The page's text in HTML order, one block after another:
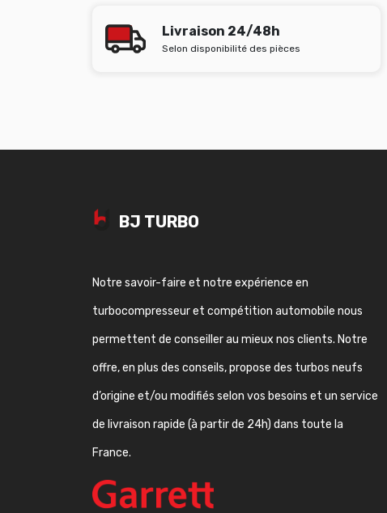
Livraison 24/48h
Selon disponibilité des pièces
BJ TURBO
Notre savoir-faire et notre expérience en
turbocompresseur et compétition automobile nous
permettent de conseiller au mieux nos clients. Notre
offre, en plus des conseils, propose des turbos neufs
d’origine et/ou modifiés selon vos besoins et un service
de livraison rapide (à partir de 24h) dans toute la
France.